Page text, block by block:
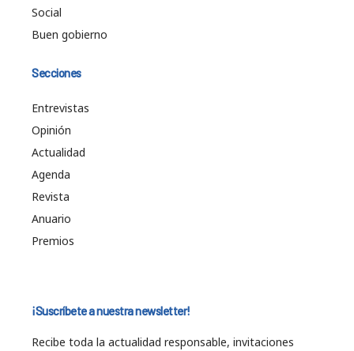
Social
Buen gobierno
Secciones
Entrevistas
Opinión
Actualidad
Agenda
Revista
Anuario
Premios
¡Suscríbete a nuestra newsletter!
Recibe toda la actualidad responsable, invitaciones